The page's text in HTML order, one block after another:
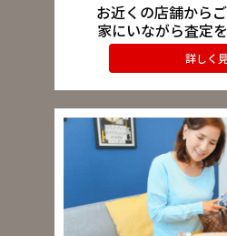
お近くの店舗から
家にいながら査定
詳しく